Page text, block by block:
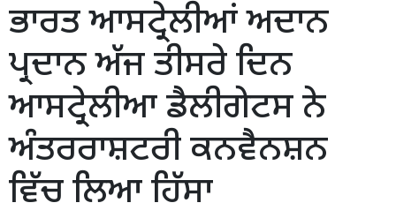
ਭਾਰਤ ਆਸਟ੍ਰੇਲੀਆਂ ਅਦਾਨ
ਪ੍ਰਦਾਨ ਅੱਜ ਤੀਸਰੇ ਦਿਨ
ਆਸਟ੍ਰੇਲੀਆ ਡੈਲੀਗੇਟਸ ਨੇ
ਅੰਤਰਰਾਸ਼ਟਰੀ ਕਨਵੈਨਸ਼ਨ
ਵਿੱਚ ਲਿਆ ਹਿੱਸਾ